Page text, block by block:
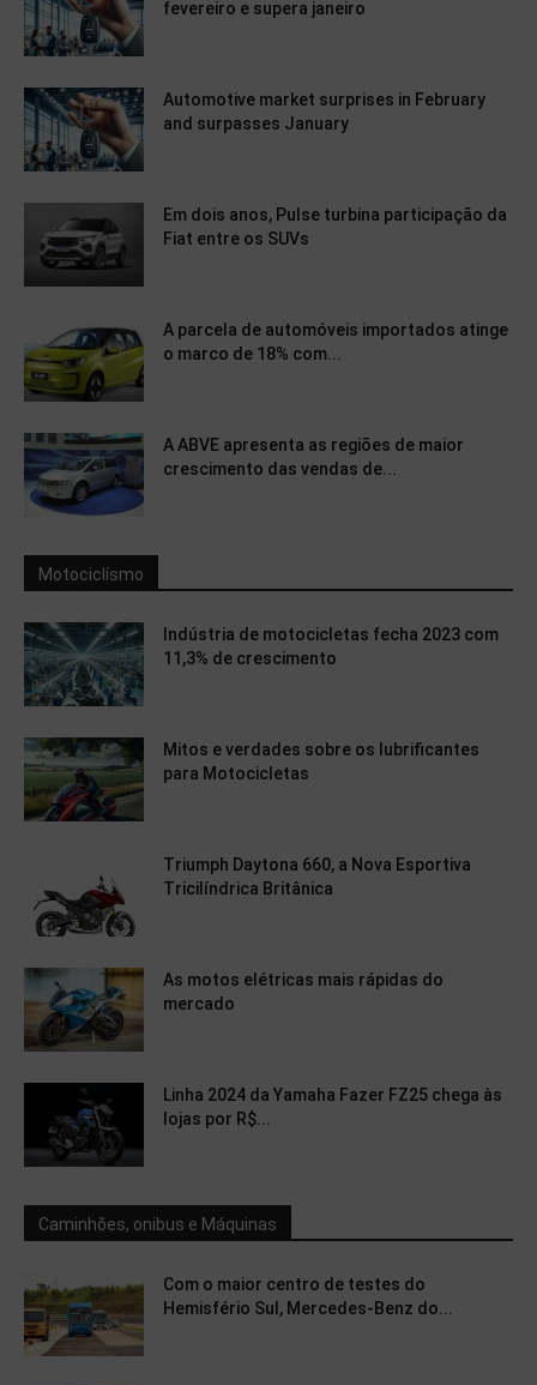
fevereiro e supera janeiro
Automotive market surprises in February
and surpasses January
Em dois anos, Pulse turbina participação da
Fiat entre os SUVs
A parcela de automóveis importados atinge
o marco de 18% com...
A ABVE apresenta as regiões de maior
crescimento das vendas de...
Motociclísmo
Indústria de motocicletas fecha 2023 com
11,3% de crescimento
Mitos e verdades sobre os lubrificantes
para Motocicletas
Triumph Daytona 660, a Nova Esportiva
Tricilíndrica Britânica
As motos elétricas mais rápidas do
mercado
Linha 2024 da Yamaha Fazer FZ25 chega às
lojas por R$...
Caminhões, onibus e Máquinas
Com o maior centro de testes do
Hemisfério Sul, Mercedes-Benz do...